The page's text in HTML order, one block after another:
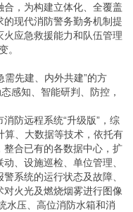
，为构建立体化、全覆盖
现代消防警务勤务机制提
应急救援能力和队伍管理
。
需先建、内外共建”的方
感知、智能研判、防控，
防远程系统“升级版”，综
算、大数据等技术，依托有
合已有的各数据中心，扩
、设施巡检、单位管理、
系统的运行状态及故障、
火光及燃烧烟雾进行图像
水压、高位消防水箱和消